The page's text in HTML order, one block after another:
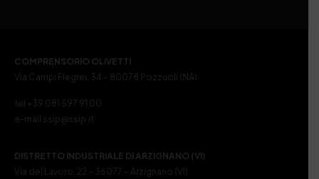
COMPRENSORIO OLIVETTI
Via Campi Flegrei, 34 – 80078 Pozzuoli (NA)
tel +39 081 597 91 00
e-mail ssip@ssip.it
DISTRETTO INDUSTRIALE DI ARZIGNANO (VI)
Via del Lavoro, 22 – 36077 – Arzignano (VI)